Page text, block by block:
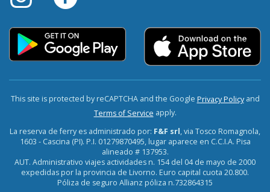
This site is protected by reCAPTCHA and the Google Privacy Policyand
Terms of Service apply.
La reserva de ferry es administrado por: F&F srl, via Tosco Romagnola,
1603 - Cascina (PI). P.I. 01279870495, lugar aparece en C.C.I.A. Pisa
alineado # 137953.
AUT. Administrativo viajes actividades n. 154 del 04 de mayo de 2000
expedidas por la provincia de Livorno. Euro capital cuota 20.800.
Póliza de seguro Allianz póliza n.732864315